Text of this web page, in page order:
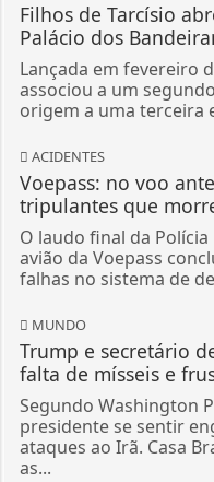
Filhos de Tarcísio
Palácio dos
Lançada em fevereiro
associou a um
origem a uma terceira
ACIDENTES
Voepass: no voo
tripulantes que
O laudo final da
avião da Voepass
falhas no sistema de
MUNDO
Trump e secretário
falta de mísseis e
Segundo Washington
presidente se sentir
ataques ao Irã. Casa
as...